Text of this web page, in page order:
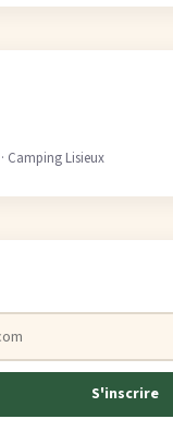
Camping Lisieux
S'inscrire